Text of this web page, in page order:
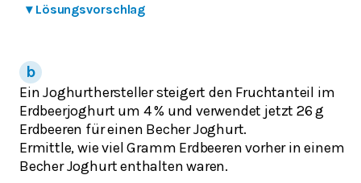
▾ Lösungsvorschlag
Ein Joghurthersteller steigert den Fruchtanteil im
Erdbeerjoghurt um 4 % und verwendet jetzt 26 g
Erdbeeren für einen Becher Joghurt.
Ermittle, wie viel Gramm Erdbeeren vorher in einem
Becher Joghurt enthalten waren.